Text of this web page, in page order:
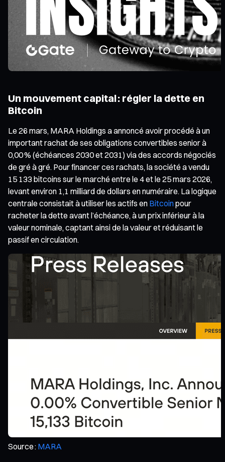
Un mouvement capital : régler la dette en
Bitcoin
Le 26 mars, MARA Holdings a annoncé avoir procédé à un
important rachat de ses obligations convertibles senior à
0,00 % (échéances 2030 et 2031) via des accords négociés
de gré à gré. Pour financer ces rachats, la société a vendu
15 133 bitcoins sur le marché entre le 4 et le 25 mars 2026,
levant environ 1,1 milliard de dollars en numéraire. La logique
centrale consistait à utiliser les actifs en Bitcoinpour
racheter la dette avant l’échéance, à un prix inférieur à la
valeur nominale, captant ainsi de la valeur et réduisant le
passif en circulation.
Source : MARA